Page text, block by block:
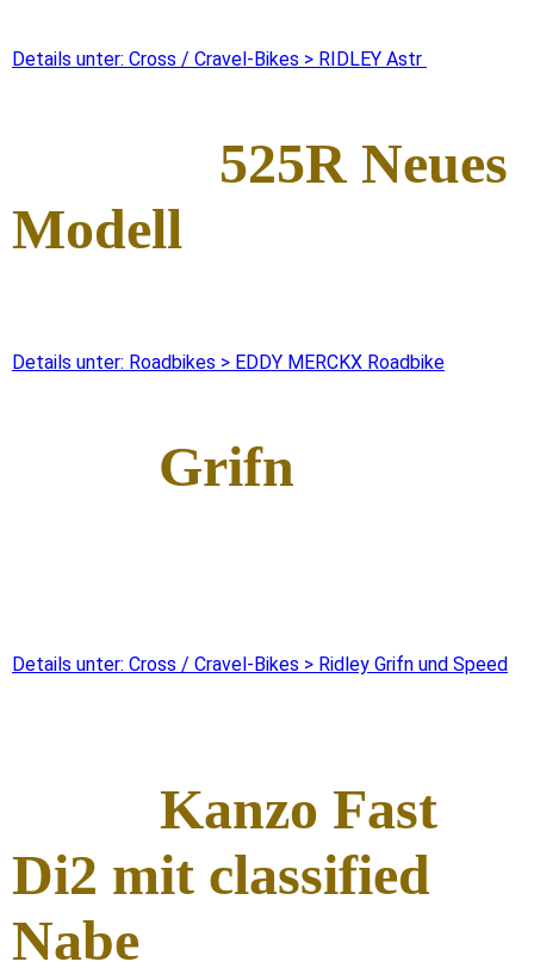
Details unter: Cross / Cravel-Bikes > RIDLEY Astr
525R Neues
Modell
Details unter: Roadbikes > EDDY MERCKX Roadbike
Grifn
Details unter: Cross / Cravel-Bikes > Ridley Grifn und Speed
Kanzo Fast
Di2 mit classified
Nabe